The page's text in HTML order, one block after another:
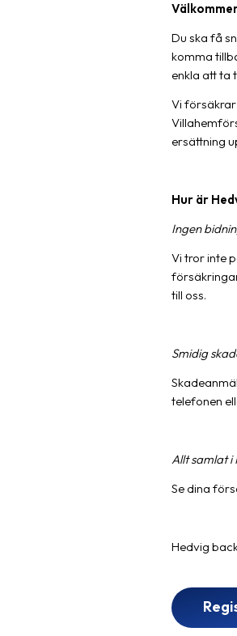
Du ska få
komma
enkla att ta
Vi
ersättning
Hur är
Ingen
Vi tror inte
till oss.
Smidig
telefonen
Allt samlat
Se dina
Hedvig